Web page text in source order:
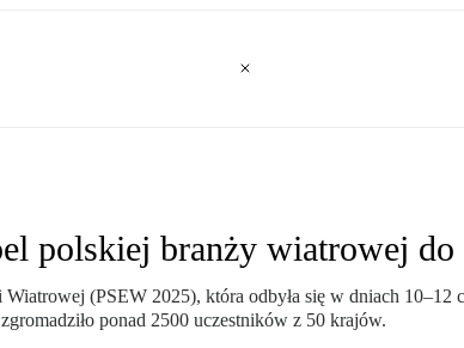
polskiej branży wiatrowej do
(PSEW 2025), która odbyła się w dniach
ponad 2500 uczestników z 50 krajów.